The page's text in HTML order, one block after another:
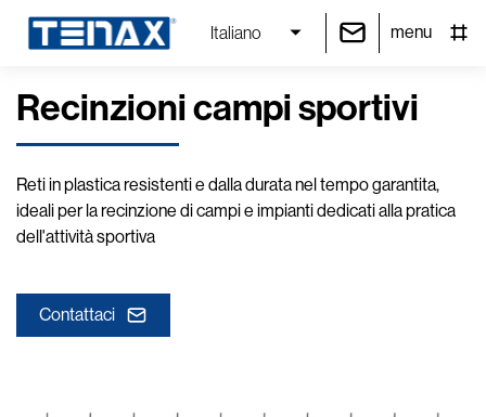
Italiano menu
Recinzioni campi sportivi
Reti in plastica resistenti e dalla durata nel tempo garantita,
ideali per la recinzione di campi e impianti dedicati alla pratica
dell'attività sportiva
Contattaci